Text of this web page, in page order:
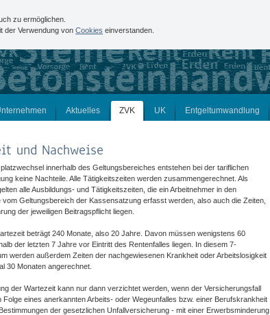
Aktuelles ZVK UK Entgeltumwandlung
und Nachweise
innerhalb des Geltungsbereiches entstehen bei der tariflichen
keine Nachteile. Alle Tätigkeitszeiten werden zusammengerechnet. Als
alle Ausbildungs- und Tätigkeitszeiten, die ein Arbeitnehmer in den
vom Geltungsbereich der Kassensatzung erfasst werden, also auch die Zeiten,
der jeweiligen Beitragspflicht liegen.
beträgt 240 Monate, also 20 Jahre. Davon müssen wenigstens 60
der letzten 7 Jahre vor Eintritt des Rentenfalles liegen. In diesem 7-
werden außerdem Zeiten der nachgewiesenen Krankheit oder Arbeitslosigkeit
30 Monaten angerechnet.
der Wartezeit kann nur dann verzichtet werden, wenn der Versicherungsfall
Folge eines anerkannten Arbeits- oder Wegeunfalles bzw. einer Berufskrankheit
der gesetzlichen Unfallversicherung - mit einer Erwerbsminderung
zu ermöglichen.
der Verwendung von Cookies einverstanden.